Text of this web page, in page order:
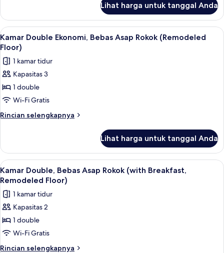
Rokok
(with
Breakfast)
Kamar
Twin
Superior,
Bebas
Rokok
(with
Breakfast)
Lihat harga untuk tanggal Anda
Lihat
semua
foto
untuk
Kamar
Double
Ekonomi,
Bebas
(Remodeled
Floor)
Tirai kedap cahaya, Wi-Fi gratis, dan
4
Kamar Double Ekonomi, Bebas Asap Rokok (Remodeled
Floor)
1 kamar tidur
Kapasitas 3
1 double
Wi-Fi Gratis
Rincian selengkapnya
Rincian
Kamar
Double
Ekonomi,
Bebas
Rokok
(Remodeled
Lihat harga untuk tanggal Anda
Lihat
semua
foto
untuk
Kamar
Double,
Bebas
Asap
Tirai kedap cahaya, Wi-Fi gratis, dan
4
Kamar Double, Bebas Asap Rokok (with Breakfast,
Remodeled Floor)
1 kamar tidur
Kapasitas 2
1 double
Wi-Fi Gratis
Rincian selengkapnya
Rincian